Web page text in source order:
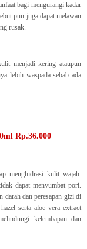
bagi mengurangi kadar
pun juga dapat melawan
rusak.
menjadi kering ataupun
lebih waspada sebab ada
Rp.36.000
menghidrasi kulit wajah.
dapat menyumbat pori.
darah dan peresapan gizi di
serta aloe vera extract
kelembapan dan